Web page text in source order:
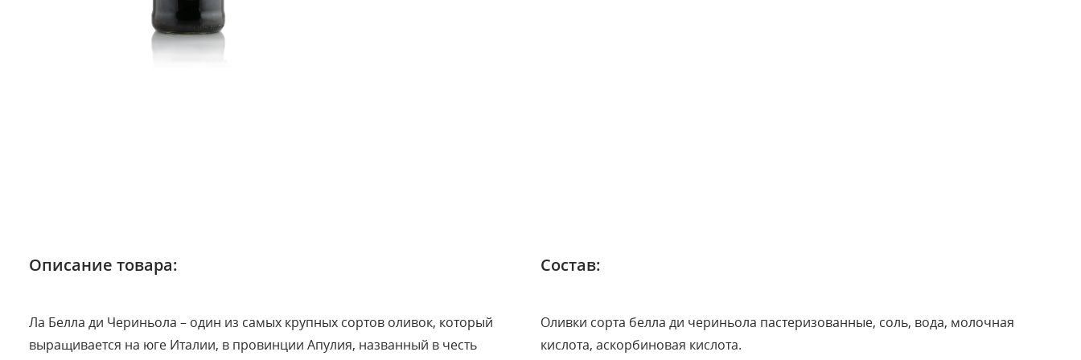
Описание товара:
Ла Белла ди Чериньола – один из самых крупных сортов оливок, который
выращивается на юге Италии, в провинции Апулия, названный в честь
Состав:
Оливки сорта белла ди чериньола пастеризованные, соль, вода, молочная
кислота, аскорбиновая кислота.